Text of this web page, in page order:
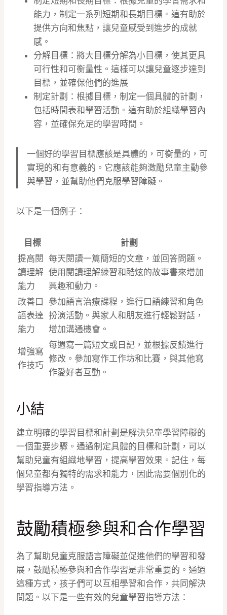
能力，制定一系列短期和長期目標。這有助於
提供方向和焦點，讓兒童感受到進步的成就
感。
分解目標：將大目標分解為小目標，使其更具
可行性和可衡量性。這樣可以讓兒童逐步達到
目標，並確保他們的進展
制定計劃：根據目標，制定一個具體的計劃，
包括時間表和學習活動。這有助於組織學習內
容，並確保充足的學習時間。
一個好的學習目標應該是具體的，可衡量的，可
實現的和有意義的。它應該能夠激勵兒童主動參
與學習，並幫助他們克服學習障礙。
以下是一個例子：
目標
計劃
提高閱
讀理解
能力
每天閱讀一篇簡短的文章，並回答問題。
使用閱讀理解練習和酷炫的故事書來增加
興趣和動力。
改善口
語表達
能力
參加語言治療課程，進行口語練習和角色
扮演活動。與家人和朋友進行輕鬆對話，
增加溝通機會。
增強寫
作技巧
每週寫一篇短文或日記，並根據反饋進行
修改。參加寫作工作坊和比賽，與其他寫
作愛好者互動。
小結
建立明確的學習目標和計劃是解決兒童學習障礙的
一個重要步驟。通過制定具體的目標和計劃，可以
幫助兒童有組織地學習，提高學習效果。記住，每
個兒童都有獨特的需求和能力，因此需要個別化的
學習指導方法。
鼓勵積極參與和合作學習
為了幫助兒童克服語言障礙並促進他們的學習和發
展，鼓勵積極參與和合作學習是非常重要的。通過
這種方式，孩子們可以互相學習和合作，共同解決
問題。以下是一些有效的兒童學習指導方法：